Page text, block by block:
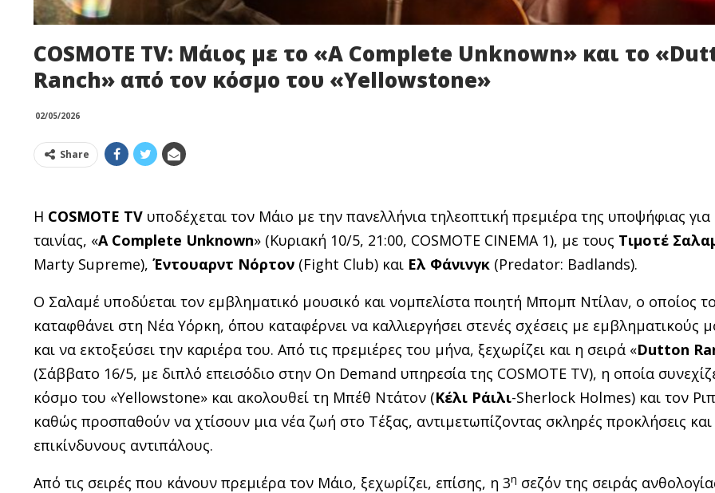
COSMOTE TV: Μάιος με το «A Complete Unknown» και το
Ranch» από τον κόσμο του «Yellowstone»
02/05/2026
Share
Η COSMOTE TV υποδέχεται τον Μάιο με την πανελλήνια τηλεοπτική πρεμιέρα της υποψήφιας
ταινίας, «A Complete Unknown» (Κυριακή 10/5, 21:00, COSMOTE CINEMA 1), με τους Τιμοτέ
Marty Supreme), Έντουαρντ Νόρτον (Fight Club) και Ελ Φάνινγκ (Predator: Badlands).
Ο Σαλαμέ υποδύεται τον εμβληματικό μουσικό και νομπελίστα ποιητή Μπομπ Ντίλαν, ο οποίος
καταφθάνει στη Νέα Υόρκη, όπου καταφέρνει να καλλιεργήσει στενές σχέσεις με εμβληματικούς
και να εκτοξεύσει την καριέρα του. Από τις πρεμιέρες του μήνα, ξεχωρίζει και η σειρά «Dutton
(Σάββατο 16/5, με διπλό επεισόδιο στην On Demand υπηρεσία της COSMOTE TV), η οποία
κόσμο του «Yellowstone» και ακολουθεί τη Μπέθ Ντάτον (Κέλι Ράιλι-Sherlock Holmes) και τον
καθώς προσπαθούν να χτίσουν μια νέα ζωή στο Τέξας, αντιμετωπίζοντας σκληρές προκλήσεις και
επικίνδυνους αντιπάλους.
Από τις σειρές που κάνουν πρεμιέρα τον Μάιο, ξεχωρίζει, επίσης, η 3η σεζόν της σειράς